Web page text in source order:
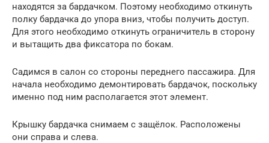
находятся за бардачком. Поэтому необходимо откинуть
полку бардачка до упора вниз, чтобы получить доступ.
Для этого необходимо откинуть ограничитель в сторону
и вытащить два фиксатора по бокам.
Садимся в салон со стороны переднего пассажира. Для
начала необходимо демонтировать бардачок, поскольку
именно под ним располагается этот элемент.
Крышку бардачка снимаем с защёлок. Расположены
они справа и слева.